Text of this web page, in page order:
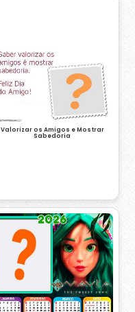
Valorizar os Amigos e Mostrar
Sabedoria